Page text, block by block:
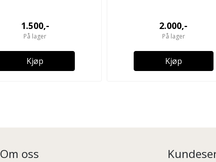
1.500,-
På lager
Kjøp
2.000,-
På lager
Kjøp
Om oss